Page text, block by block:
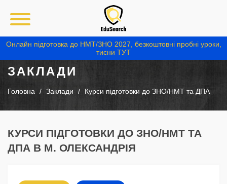
Онлайн підготовка до НМТ/ЗНО 2027, безкоштовні пробні уроки,
тисни ТУТ
ЗАКЛАДИ
Головна Заклади Курси підготовки до ЗНО/НМТ та ДПА
КУРСИ ПІДГОТОВКИ ДО ЗНО/НМТ ТА
ДПА В М. ОЛЕКСАНДРІЯ